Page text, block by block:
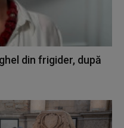
din frigider, după